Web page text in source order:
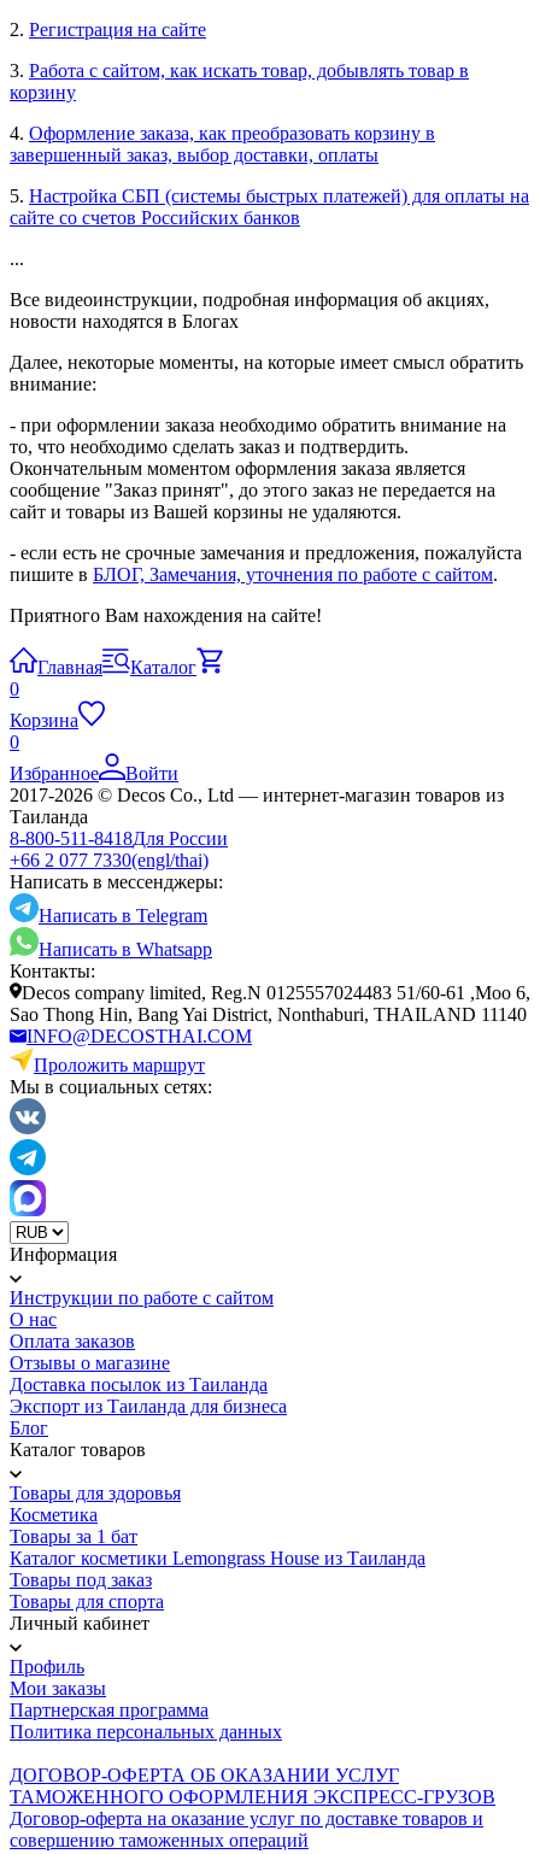
2. Регистрация на сайте
3. Работа с сайтом, как искать товар, добывлять товар в
корзину
4. Оформление заказа, как преобразовать корзину в
завершенный заказ, выбор доставки, оплаты
5. Настройка СБП (системы быстрых платежей) для оплаты на
сайте со счетов Российских банков
...
Все видеоинструкции, подробная информация об акциях,
новости находятся в Блогах
Далее, некоторые моменты, на которые имеет смысл обратить
внимание:
- при оформлении заказа необходимо обратить внимание на
то, что необходимо сделать заказ и подтвердить.
Окончательным моментом оформления заказа является
сообщение "Заказ принят", до этого заказ не передается на
сайт и товары из Вашей корзины не удаляются.
- если есть не срочные замечания и предложения, пожалуйста
пишите в БЛОГ, Замечания, уточнения по работе с сайтом.
Приятного Вам нахождения на сайте!
Главная
Каталог
0
Корзина
0
Избранное
Войти
2017-2026 © Decos Co., Ltd — интернет-магазин товаров из
Таиланда
8-800-511-8418Для России
+66 2 077 7330(engl/thai)
Написать в мессенджеры:
Написать в Telegram
Написать в Whatsapp
Контакты:
Decos company limited, Reg.N 0125557024483 51/60-61 ,Moo 6,
Sao Thong Hin, Bang Yai District, Nonthaburi, THAILAND 11140
INFO@DECOSTHAI.COM
Проложить маршрут
Мы в социальных сетях:
Информация
Инструкции по работе с сайтом
О нас
Оплата заказов
Отзывы о магазине
Доставка посылок из Таиланда
Экспорт из Таиланда для бизнеса
Блог
Каталог товаров
Товары для здоровья
Косметика
Товары за 1 бат
Каталог косметики Lemongrass House из Таиланда
Товары под заказ
Товары для спорта
Личный кабинет
Профиль
Мои заказы
Партнерская программа
Политика персональных данных
ДОГОВОР-ОФЕРТА ОБ ОКАЗАНИИ УСЛУГ
ТАМОЖЕННОГО ОФОРМЛЕНИЯ ЭКСПРЕСС-ГРУЗОВ
Договор-оферта на оказание услуг по доставке товаров и
совершению таможенных операций